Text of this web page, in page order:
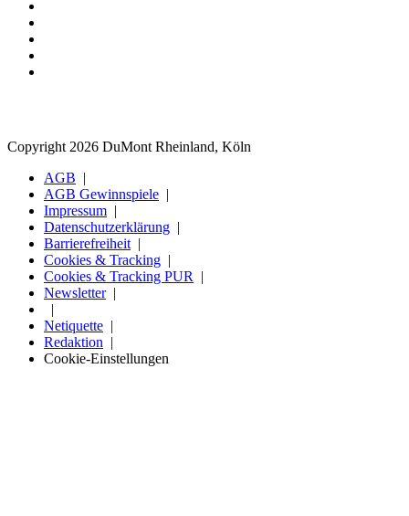
Copyright 2026 DuMont Rheinland, Köln
AGB
AGB Gewinnspiele
Impressum
Datenschutzerklärung
Barrierefreiheit
Cookies & Tracking
Cookies & Tracking PUR
Newsletter
Netiquette
Redaktion
Cookie-Einstellungen